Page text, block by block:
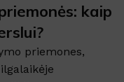
kaip
priemones,